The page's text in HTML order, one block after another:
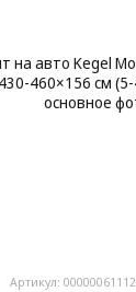
Артикул: 00000061112